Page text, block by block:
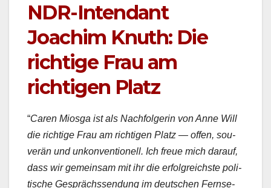
NDR-Intendant
Joachim Knuth: Die
richtige Frau am
richtigen Platz
“Caren Mios­ga ist als Nach­fol­gerin von Anne Will
die richtige Frau am richti­gen Platz — offen, sou­
verän und unkon­ven­tionell. Ich freue mich darauf,
dass wir gemein­sam mit ihr die erfol­gre­ich­ste poli­
tis­che Gesprächssendung im deutschen Fernse­